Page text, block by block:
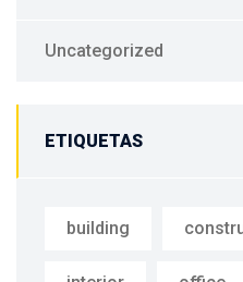
Uncategorized
ETIQUETAS
building